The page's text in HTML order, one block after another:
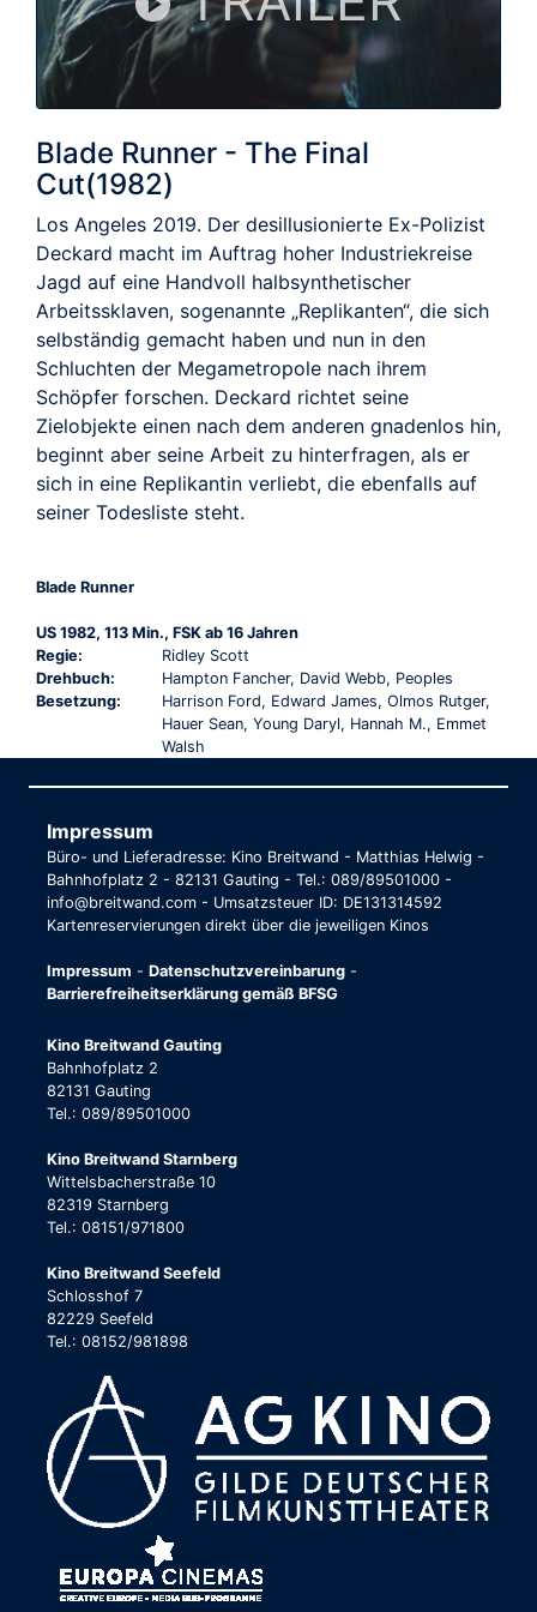
Blade Runner - The Final
Cut(1982)
Los Angeles 2019. Der desillusionierte Ex-Polizist
Deckard macht im Auftrag hoher Industriekreise
Jagd auf eine Handvoll halbsynthetischer
Arbeitssklaven, sogenannte „Replikanten“, die sich
selbständig gemacht haben und nun in den
Schluchten der Megametropole nach ihrem
Schöpfer forschen. Deckard richtet seine
Zielobjekte einen nach dem anderen gnadenlos hin,
beginnt aber seine Arbeit zu hinterfragen, als er
sich in eine Replikantin verliebt, die ebenfalls auf
seiner Todesliste steht.
Blade Runner
US 1982, 113 Min., FSK ab 16 Jahren
Regie:
Ridley Scott
Drehbuch:
Hampton Fancher, David Webb, Peoples
Besetzung:
Harrison Ford, Edward James, Olmos Rutger,
Hauer Sean, Young Daryl, Hannah M., Emmet
Walsh
Impressum
Büro- und Lieferadresse: Kino Breitwand - Matthias Helwig -
Bahnhofplatz 2 - 82131 Gauting - Tel.: 089/89501000 -
info@breitwand.com - Umsatzsteuer ID: DE131314592
Kartenreservierungen direkt über die jeweiligen Kinos
Impressum - Datenschutzvereinbarung -
Barrierefreiheitserklärung gemäß BFSG
Kino Breitwand Gauting
Bahnhofplatz 2
82131 Gauting
Tel.: 089/89501000
Kino Breitwand Starnberg
Wittelsbacherstraße 10
82319 Starnberg
Tel.: 08151/971800
Kino Breitwand Seefeld
Schlosshof 7
82229 Seefeld
Tel.: 08152/981898